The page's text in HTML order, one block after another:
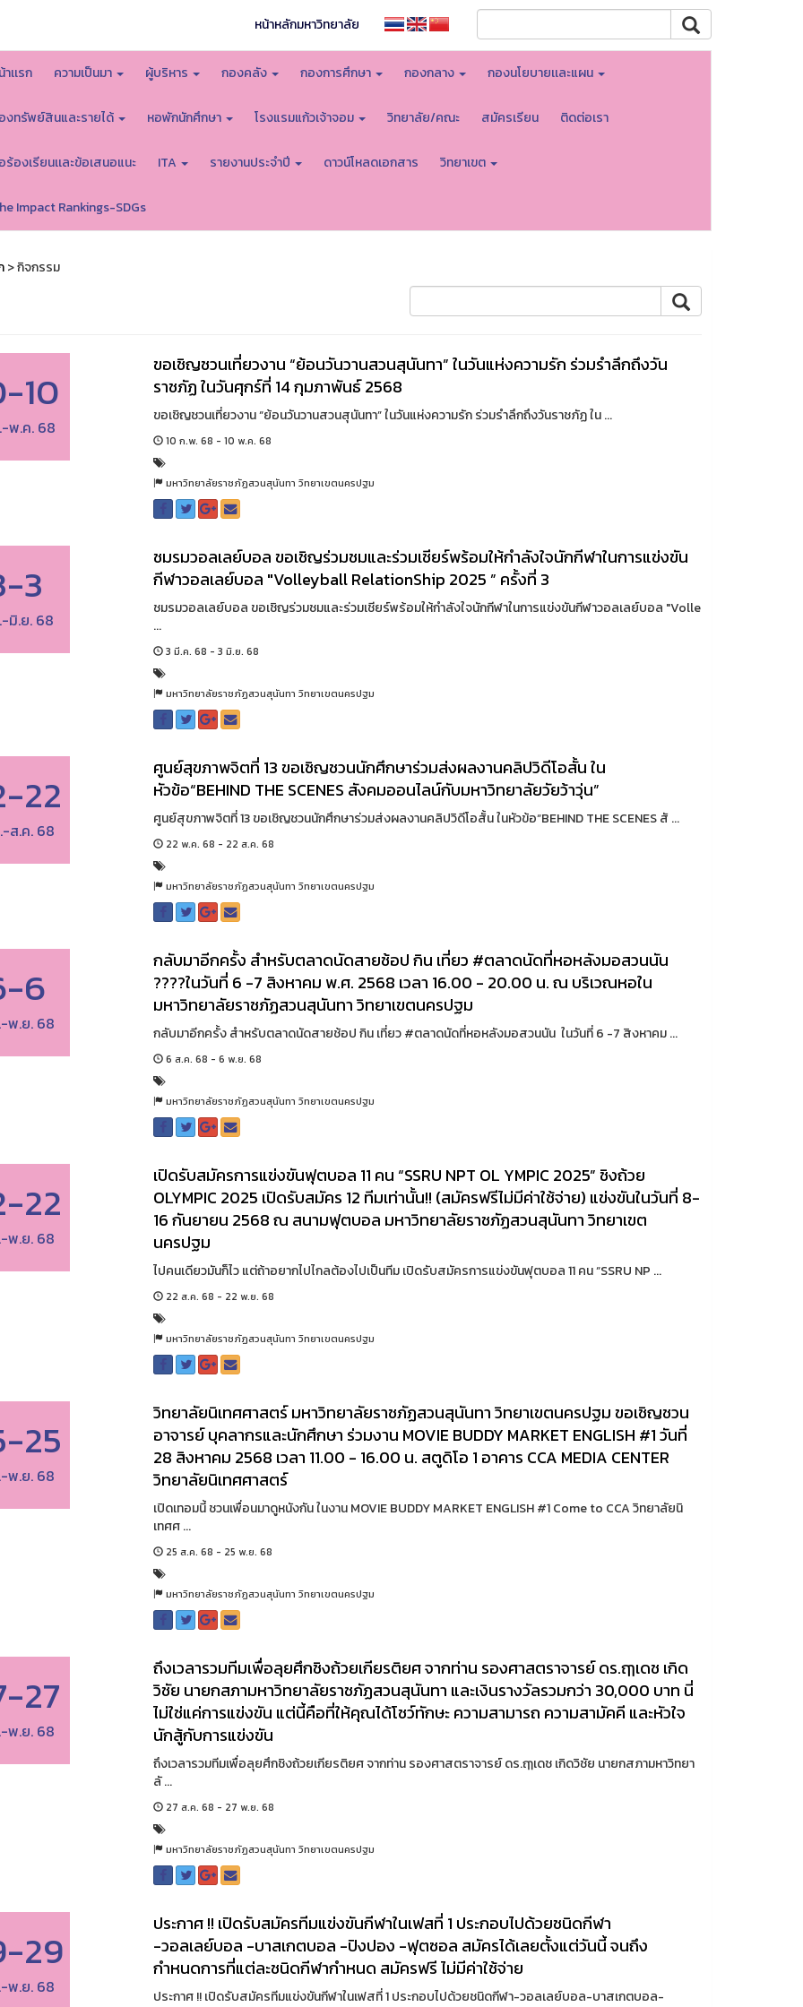
หน้าหลักมหาวิทยาลัย
าเเรก ความเป็นมา ผู้บริหาร กองคลัง กองการศึกษา กองกลาง กองนโยบายเเละแผน
งทรัพย์สินและรายได้ หอพักนักศึกษา โรงแรมแก้วเจ้าจอม วิทยาลัย/คณะ สมัครเรียน ติดต่อเรา
ร้องเรียนเเละข้อเสนอแนะ ITA รายงานประจำปี ดาวน์โหลดเอกสาร วิทยาเขต
Impact Rankings-SDGs
> กิจกรรม
10
พ.ค. 68
ขอเชิญชวนเที่ยวงาน “ย้อนวันวานสวนสุนันทา” ในวันแห่งความรัก ร่วมรำลึกถึงวัน
ราชภัฏ ในวันศุกร์ที่ 14 กุมภาพันธ์ 2568
ขอเชิญชวนเที่ยวงาน “ย้อนวันวานสวนสุนันทา” ในวันแห่งความรัก ร่วมรำลึกถึงวันราชภัฏ ใน ...
10 ก.พ. 68 - 10 พ.ค. 68
มหาวิทยาลัยราชภัฏสวนสุนันทา วิทยาเขตนครปฐม
3
มิ.ย. 68
ชมรมวอลเลย์บอล ขอเชิญร่วมชมและร่วมเชียร์พร้อมให้กำลังใจนักกีฬาในการแข่งขัน
กีฬาวอลเลย์บอล "Volleyball RelationShip 2025 ” ครั้งที่ 3
ชมรมวอลเลย์บอล ขอเชิญร่วมชมและร่วมเชียร์พร้อมให้กำลังใจนักกีฬาในการแข่งขันกีฬาวอลเลย์บอล "Volle
...
3 มี.ค. 68 - 3 มิ.ย. 68
มหาวิทยาลัยราชภัฏสวนสุนันทา วิทยาเขตนครปฐม
22
ส.ค. 68
ศูนย์สุขภาพจิตที่ 13 ขอเชิญชวนนักศึกษาร่วมส่งผลงานคลิปวิดีโอสั้น ใน
หัวข้อ“BEHIND THE SCENES สังคมออนไลน์กับมหาวิทยาลัยวัยว้าวุ่น”
ศูนย์สุขภาพจิตที่ 13 ขอเชิญชวนนักศึกษาร่วมส่งผลงานคลิปวิดีโอสั้น ในหัวข้อ“BEHIND THE SCENES สั ...
22 พ.ค. 68 - 22 ส.ค. 68
มหาวิทยาลัยราชภัฏสวนสุนันทา วิทยาเขตนครปฐม
6
พ.ย. 68
กลับมาอีกครั้ง สำหรับตลาดนัดสายช้อป กิน เที่ยว #ตลาดนัดที่หอหลังมอสวนนัน
????ในวันที่ 6 -7 สิงหาคม พ.ศ. 2568 เวลา 16.00 - 20.00 น. ณ บริเวณหอใน
มหาวิทยาลัยราชภัฏสวนสุนันทา วิทยาเขตนครปฐม
กลับมาอีกครั้ง สำหรับตลาดนัดสายช้อป กิน เที่ยว #ตลาดนัดที่หอหลังมอสวนนัน ในวันที่ 6 -7 สิงหาคม ...
6 ส.ค. 68 - 6 พ.ย. 68
มหาวิทยาลัยราชภัฏสวนสุนันทา วิทยาเขตนครปฐม
22
พ.ย. 68
เปิดรับสมัครการแข่งขันฟุตบอล 11 คน “SSRU NPT OL YMPIC 2025” ชิงถ้วย
OLYMPIC 2025 เปิดรับสมัคร 12 ทีมเท่านั้น!! (สมัครฟรีไม่มีค่าใช้จ่าย) แข่งขันในวันที่ 8-
16 กันยายน 2568 ณ สนามฟุตบอล มหาวิทยาลัยราชภัฏสวนสุนันทา วิทยาเขต
นครปฐม
ไปคนเดียวมันก็ไว แต่ถ้าอยากไปไกลต้องไปเป็นทีม เปิดรับสมัครการแข่งขันฟุตบอล 11 คน “SSRU NP ...
22 ส.ค. 68 - 22 พ.ย. 68
มหาวิทยาลัยราชภัฏสวนสุนันทา วิทยาเขตนครปฐม
25
พ.ย. 68
วิทยาลัยนิเทศศาสตร์ มหาวิทยาลัยราชภัฏสวนสุนันทา วิทยาเขตนครปฐม ขอเชิญชวน
อาจารย์ บุคลากรและนักศึกษา ร่วมงาน MOVIE BUDDY MARKET ENGLISH #1 วันที่
28 สิงหาคม 2568 เวลา 11.00 - 16.00 น. สตูดิโอ 1 อาคาร CCA MEDIA CENTER
วิทยาลัยนิเทศศาสตร์
เปิดเทอมนี้ ชวนเพื่อนมาดูหนังกัน ในงาน MOVIE BUDDY MARKET ENGLISH #1 Come to CCA วิทยาลัยนิ
เทศศ ...
25 ส.ค. 68 - 25 พ.ย. 68
มหาวิทยาลัยราชภัฏสวนสุนันทา วิทยาเขตนครปฐม
27
พ.ย. 68
ถึงเวลารวมทีมเพื่อลุยศึกชิงถ้วยเกียรติยศ จากท่าน รองศาสตราจารย์ ดร.ฤๅเดช เกิด
วิชัย นายกสภามหาวิทยาลัยราชภัฏสวนสุนันทา และเงินรางวัลรวมกว่า 30,000 บาท นี่
ไม่ใช่แค่การแข่งขัน แต่นี้คือที่ให้คุณได้โชว์ทักษะ ความสามารถ ความสามัคคี และหัวใจ
นักสู้กับการแข่งขัน
ถึงเวลารวมทีมเพื่อลุยศึกชิงถ้วยเกียรติยศ จากท่าน รองศาสตราจารย์ ดร.ฤๅเดช เกิดวิชัย นายกสภามหาวิทยา
ลั ...
27 ส.ค. 68 - 27 พ.ย. 68
มหาวิทยาลัยราชภัฏสวนสุนันทา วิทยาเขตนครปฐม
29
พ.ย. 68
ประกาศ !! เปิดรับสมัครทีมแข่งขันกีฬาในเฟสที่ 1 ประกอบไปด้วยชนิดกีฬา
-วอลเลย์บอล -บาสเกตบอล -ปิงปอง -ฟุตซอล สมัครได้เลยตั้งแต่วันนี้ จนถึง
กำหนดการที่แต่ละชนิดกีฬากำหนด สมัครฟรี ไม่มีค่าใช้จ่าย
ประกาศ !! เปิดรับสมัครทีมแข่งขันกีฬาในเฟสที่ 1 ประกอบไปด้วยชนิดกีฬา-วอลเลย์บอล-บาสเกตบอล-